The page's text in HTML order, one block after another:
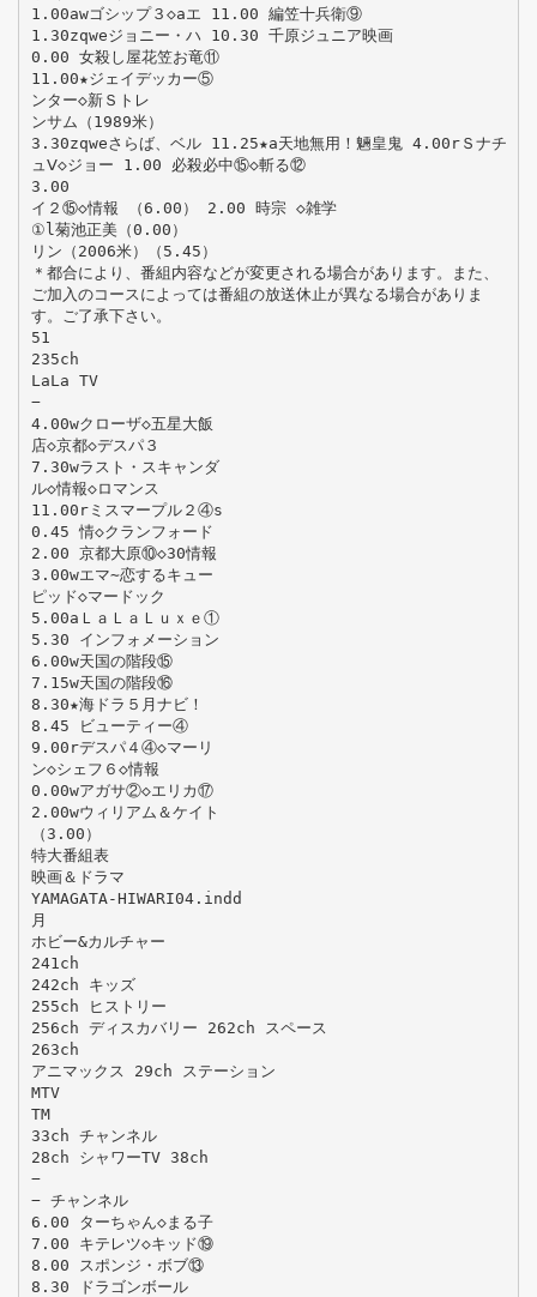
1.00awゴシップ３◇aエ 11.00 編笠十兵衛⑨
1.30zqweジョニー・ハ 10.30 千原ジュニア映画
0.00 女殺し屋花笠お竜⑪
11.00★ジェイデッカー⑤
ンター◇新Ｓトレ
ンサム（1989米）
3.30zqweさらば、ベル 11.25★a天地無用！魎皇鬼 4.00rＳナチ
ュⅤ◇ジョー 1.00 必殺必中⑮◇斬る⑫
3.00
イ２⑮◇情報 （6.00） 2.00 時宗 ◇雑学
①l菊池正美（0.00）
リン（2006米）（5.45）
＊都合により、番組内容などが変更される場合があります。また、
ご加入のコースによっては番組の放送休止が異なる場合がありま
す。ご了承下さい。
51
235ch
LaLa TV
−
4.00wクローザ◇五星大飯
店◇京都◇デスパ３
7.30wラスト・スキャンダ
ル◇情報◇ロマンス
11.00rミスマープル２④s
0.45 情◇クランフォード
2.00 京都大原⑩◇30情報
3.00wエマ∼恋するキュー
ピッド◇マードック
5.00aＬａＬａＬｕｘｅ①
5.30 インフォメーション
6.00w天国の階段⑮
7.15w天国の階段⑯
8.30★海ドラ５月ナビ！
8.45 ビューティー④
9.00rデスパ４④◇マーリ
ン◇シェフ６◇情報
0.00wアガサ②◇エリカ⑰
2.00wウィリアム＆ケイト
（3.00）
特大番組表
映画＆ドラマ
YAMAGATA-HIWARI04.indd
月
ホビー&カルチャー
241ch
242ch キッズ
255ch ヒストリー
256ch ディスカバリー 262ch スペース
263ch
アニマックス 29ch ステーション
MTV
TM
33ch チャンネル
28ch シャワーTV 38ch
−
− チャンネル
6.00 ターちゃん◇まる子
7.00 キテレツ◇キッド⑲
8.00 スポンジ・ボブ⑬
8.30 ドラゴンボール